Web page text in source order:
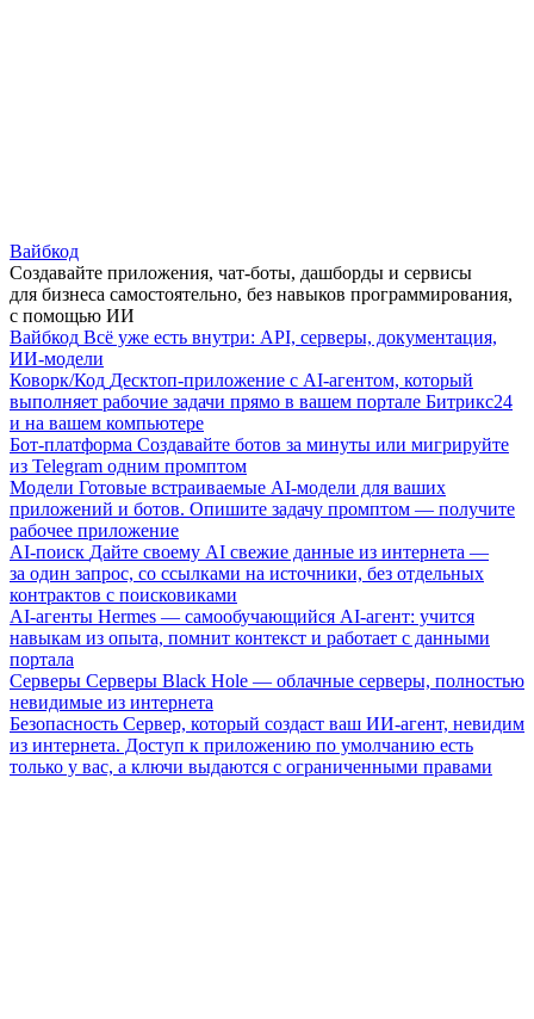
Вайбкод
Создавайте приложения, чат-боты, дашборды и сервисы
для бизнеса самостоятельно, без навыков программирования,
с помощью ИИ
Вайбкод Всё уже есть внутри: API, серверы, документация,
ИИ-модели
Коворк/Код Десктоп-приложение с AI-агентом, который
выполняет рабочие задачи прямо в вашем портале Битрикс24
и на вашем компьютере
Бот-платформа Создавайте ботов за минуты или мигрируйте
из Telegram одним промптом
Модели Готовые встраиваемые AI-модели для ваших
приложений и ботов. Опишите задачу промптом — получите
рабочее приложение
AI-поиск Дайте своему AI свежие данные из интернета —
за один запрос, со ссылками на источники, без отдельных
контрактов с поисковиками
AI-агенты Hermes — самообучающийся AI-агент: учится
навыкам из опыта, помнит контекст и работает с данными
портала
Серверы Серверы Black Hole — облачные серверы, полностью
невидимые из интернета
Безопасность Сервер, который создаст ваш ИИ-агент, невидим
из интернета. Доступ к приложению по умолчанию есть
только у вас, а ключи выдаются с ограниченными правами